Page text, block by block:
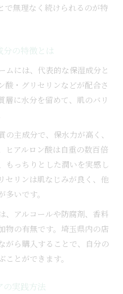
で無理なく続けられるのが特
分の特徴とは
ムには、代表的な保湿成分と
酸・グリセリンなどが配合さ
層に水分を留めて、肌のバリ
主成分で、保水力が高く、
ヒアルロン酸は自重の数百倍
もっちりとした潤いを実感し
セリンは肌なじみが良く、他
いです。
、アルコールや防腐剤、香料
物の有無です。埼玉県内の店
がら購入することで、自分の
とができます。
の実践方法